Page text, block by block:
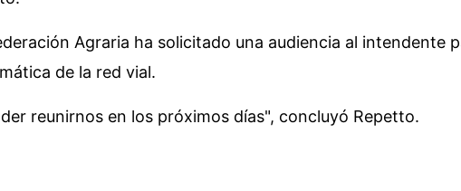
Agraria ha solicitado una audiencia al intendente
de la red vial.
reunirnos en los próximos días", concluyó Repetto.